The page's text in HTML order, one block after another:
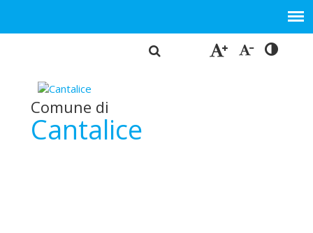
Comune di
Cantalice